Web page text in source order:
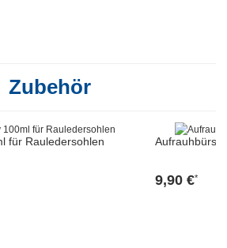
Zubehör
für Rauledersohlen
9,90 €*